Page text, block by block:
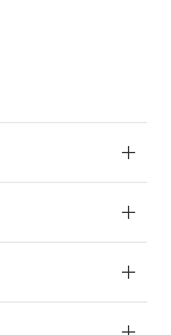
社の製
共同利
明書